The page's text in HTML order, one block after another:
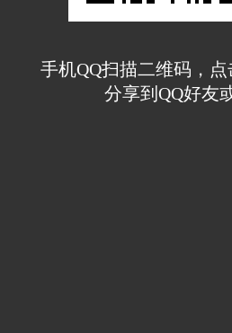
手机QQ扫描二维码，点
分享到QQ好友